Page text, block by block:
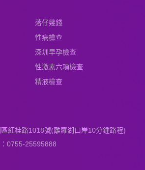
落仔幾錢
性病檢查
深圳早孕檢查
性激素六項檢查
精液檢查
紅桂路1018號(離羅湖口岸10分鍾路程)
0755-25595888